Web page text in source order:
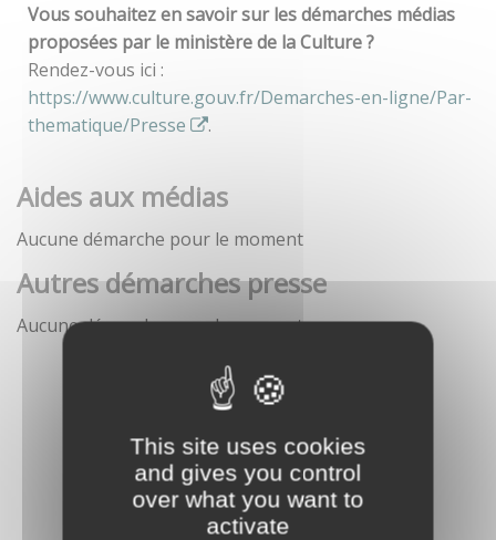
This site uses cookies
and gives you control
over what you want to
activate
Vous souhaitez en savoir sur les démarches médias
proposées par le ministère de la Culture ?
Rendez-vous ici :
https://www.culture.gouv.fr/Demarches-en-ligne/Par-
thematique/Presse
.
Aides aux médias
Aucune démarche pour le moment
Autres démarches presse
Aucune démarche pour le moment